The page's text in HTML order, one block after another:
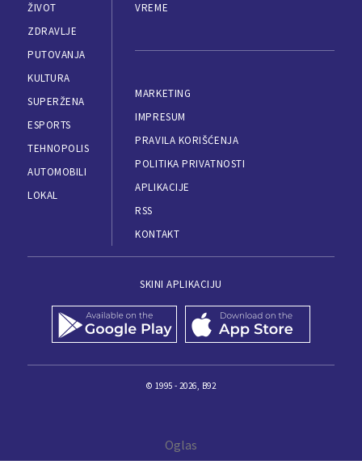
ŽIVOT
ZDRAVLJE
PUTOVANJA
KULTURA
SUPERŽENA
ESPORTS
TEHNOPOLIS
AUTOMOBILI
LOKAL
VREME
MARKETING
IMPRESUM
PRAVILA KORIŠĆENJA
POLITIKA PRIVATNOSTI
APLIKACIJE
RSS
KONTAKT
SKINI APLIKACIJU
© 1995 - 2026, B92